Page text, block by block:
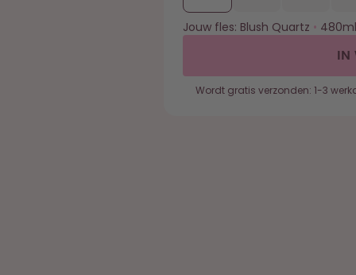
Jouw fles: Blush Quartz • 480ml
Wordt gratis verzonden: 1-3